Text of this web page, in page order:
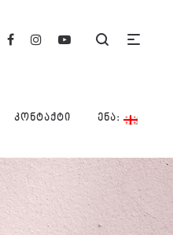
ᲙᲝᲜᲢᲐᲥᲢᲘ ᲔᲜᲐ: